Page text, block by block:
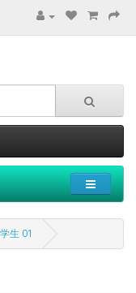
生 01